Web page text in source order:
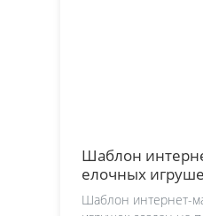
Шаблон
елочных
Шаблон интернет-